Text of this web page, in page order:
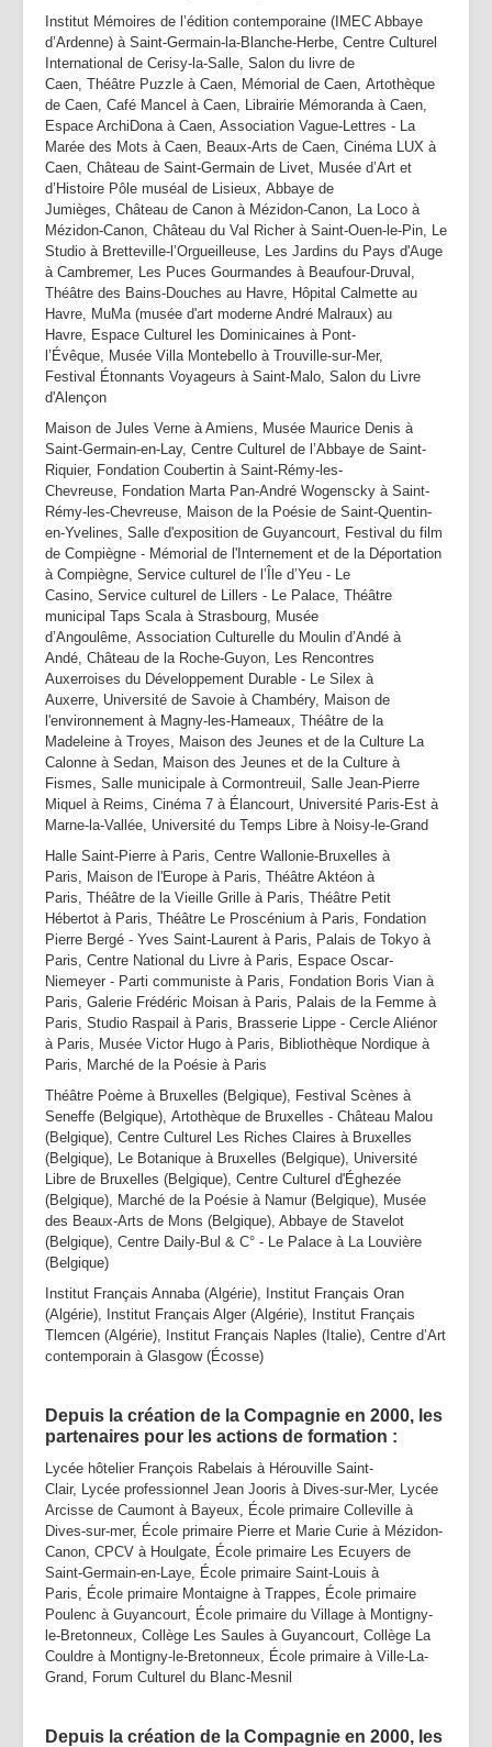
Institut Mémoires de l’édition contemporaine (IMEC Abbaye
d’Ardenne) à Saint-Germain-la-Blanche-Herbe, Centre Culturel
International de Cerisy-la-Salle, Salon du livre de
Caen, Théâtre Puzzle à Caen, Mémorial de Caen, Artothèque
de Caen, Café Mancel à Caen, Librairie Mémoranda à Caen,
Espace ArchiDona à Caen, Association Vague-Lettres - La
Marée des Mots à Caen, Beaux-Arts de Caen, Cinéma LUX à
Caen, Château de Saint-Germain de Livet, Musée d’Art et
d’Histoire Pôle muséal de Lisieux, Abbaye de
Jumièges, Château de Canon à Mézidon-Canon, La Loco à
Mézidon-Canon, Château du Val Richer à Saint-Ouen-le-Pin, Le
Studio à Bretteville-l’Orgueilleuse, Les Jardins du Pays d'Auge
à Cambremer, Les Puces Gourmandes à Beaufour-Druval,
Théâtre des Bains-Douches au Havre, Hôpital Calmette au
Havre, MuMa (musée d'art moderne André Malraux) au
Havre, Espace Culturel les Dominicaines à Pont-
l’Évêque, Musée Villa Montebello à Trouville-sur-Mer,
Festival Étonnants Voyageurs à Saint-Malo, Salon du Livre
d'Alençon
Maison de Jules Verne à Amiens, Musée Maurice Denis à
Saint-Germain-en-Lay, Centre Culturel de l’Abbaye de Saint-
Riquier, Fondation Coubertin à Saint-Rémy-les-
Chevreuse, Fondation Marta Pan-André Wogenscky à Saint-
Rémy-les-Chevreuse, Maison de la Poésie de Saint-Quentin-
en-Yvelines, Salle d'exposition de Guyancourt, Festival du film
de Compiègne - Mémorial de l'Internement et de la Déportation
à Compiègne, Service culturel de l’Île d’Yeu - Le
Casino, Service culturel de Lillers - Le Palace, Théâtre
municipal Taps Scala à Strasbourg, Musée
d’Angoulême, Association Culturelle du Moulin d’Andé à
Andé, Château de la Roche-Guyon, Les Rencontres
Auxerroises du Développement Durable - Le Silex à
Auxerre, Université de Savoie à Chambéry, Maison de
l'environnement à Magny-les-Hameaux, Théâtre de la
Madeleine à Troyes, Maison des Jeunes et de la Culture La
Calonne à Sedan, Maison des Jeunes et de la Culture à
Fismes, Salle municipale à Cormontreuil, Salle Jean-Pierre
Miquel à Reims, Cinéma 7 à Élancourt, Université Paris-Est à
Marne-la-Vallée, Université du Temps Libre à Noisy-le-Grand
Halle Saint-Pierre à Paris, Centre Wallonie-Bruxelles à
Paris, Maison de l'Europe à Paris, Théâtre Aktéon à
Paris, Théâtre de la Vieille Grille à Paris, Théâtre Petit
Hébertot à Paris, Théâtre Le Proscénium à Paris, Fondation
Pierre Bergé - Yves Saint-Laurent à Paris, Palais de Tokyo à
Paris, Centre National du Livre à Paris, Espace Oscar-
Niemeyer - Parti communiste à Paris, Fondation Boris Vian à
Paris, Galerie Frédéric Moisan à Paris, Palais de la Femme à
Paris, Studio Raspail à Paris, Brasserie Lippe - Cercle Aliénor
à Paris, Musée Victor Hugo à Paris, Bibliothèque Nordique à
Paris, Marché de la Poésie à Paris
Théâtre Poème à Bruxelles (Belgique), Festival Scènes à
Seneffe (Belgique), Artothèque de Bruxelles - Château Malou
(Belgique), Centre Culturel Les Riches Claires à Bruxelles
(Belgique), Le Botanique à Bruxelles (Belgique), Université
Libre de Bruxelles (Belgique), Centre Culturel d'Éghezée
(Belgique), Marché de la Poésie à Namur (Belgique), Musée
des Beaux-Arts de Mons (Belgique), Abbaye de Stavelot
(Belgique), Centre Daily-Bul & C° - Le Palace à La Louvière
(Belgique)
Institut Français Annaba (Algérie), Institut Français Oran
(Algérie), Institut Français Alger (Algérie), Institut Français
Tlemcen (Algérie), Institut Français Naples (Italie), Centre d’Art
contemporain à Glasgow (Écosse)
Depuis la création de la Compagnie en 2000, les
partenaires pour les actions de formation :
Lycée hôtelier François Rabelais à Hérouville Saint-
Clair, Lycée professionnel Jean Jooris à Dives-sur-Mer, Lycée
Arcisse de Caumont à Bayeux, École primaire Colleville à
Dives-sur-mer, École primaire Pierre et Marie Curie à Mézidon-
Canon, CPCV à Houlgate, École primaire Les Ecuyers de
Saint-Germain-en-Laye, École primaire Saint-Louis à
Paris, École primaire Montaigne à Trappes, École primaire
Poulenc à Guyancourt, École primaire du Village à Montigny-
le-Bretonneux, Collège Les Saules à Guyancourt, Collège La
Couldre à Montigny-le-Bretonneux, École primaire à Ville-La-
Grand, Forum Culturel du Blanc-Mesnil
Depuis la création de la Compagnie en 2000, les